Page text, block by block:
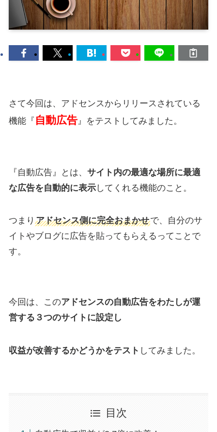
さて今回は、アドセンスからリリースされている
機能『 自動広告』 をテストしてみました。
『自動広告』とは、 サイト内の最適な場所に最適
な広告を自動的に表示してくれる機能のこと。
つまり アドセンス側に完全おまかせで、自分のサ
イトやブログに広告を貼ってもらえるってことで
す。
今回は、このアドセンスの自動広告をわたしが運
営する３つのサイトに設定し
収益が改善するかどうかをテスト してみました。
目次